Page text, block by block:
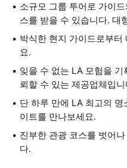
소규모 그룹 투어로 가이
스를 받을 수 있습니다. 대
박식한 현지 가이드로부터
요.
잊을 수 없는 LA 모험을
뢰할 수 있는 제공업체입니
단 하루 만에 LA 최고의
이트를 만나보세요.
진부한 관광 코스를 벗어
다.